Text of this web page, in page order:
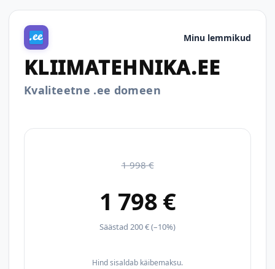
Minu lemmikud
KLIIMATEHNIKA.EE
Kvaliteetne .ee domeen
1 998 €
1 798 €
Säästad 200 € (–10%)
Hind sisaldab käibemaksu.